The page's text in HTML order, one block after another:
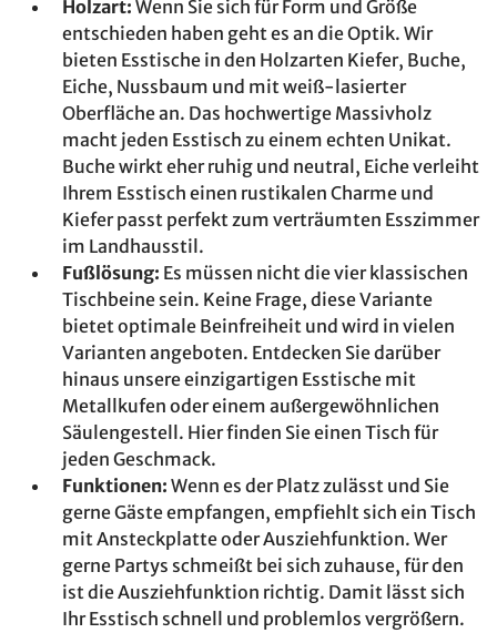
Holzart: Wenn Sie sich für Form und Größe
entschieden haben geht es an die Optik. Wir
bieten Esstische in den Holzarten Kiefer, Buche,
Eiche, Nussbaum und mit weiß-lasierter
Oberfläche an. Das hochwertige Massivholz
macht jeden Esstisch zu einem echten Unikat.
Buche wirkt eher ruhig und neutral, Eiche verleiht
Ihrem Esstisch einen rustikalen Charme und
Kiefer passt perfekt zum verträumten Esszimmer
im Landhausstil.
Fußlösung: Es müssen nicht die vier klassischen
Tischbeine sein. Keine Frage, diese Variante
bietet optimale Beinfreiheit und wird in vielen
Varianten angeboten. Entdecken Sie darüber
hinaus unsere einzigartigen Esstische mit
Metallkufen oder einem außergewöhnlichen
Säulengestell. Hier finden Sie einen Tisch für
jeden Geschmack.
Funktionen: Wenn es der Platz zulässt und Sie
gerne Gäste empfangen, empfiehlt sich ein Tisch
mit Ansteckplatte oder Ausziehfunktion. Wer
gerne Partys schmeißt bei sich zuhause, für den
ist die Ausziehfunktion richtig. Damit lässt sich
Ihr Esstisch schnell und problemlos vergrößern.